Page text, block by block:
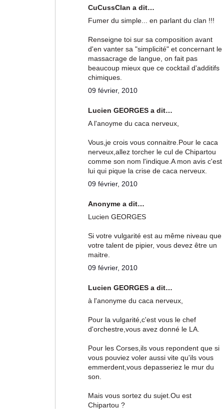
CuCussClan a dit…
Fumer du simple... en parlant du clan !!!
Renseigne toi sur sa composition avant
d'en vanter sa "simplicité" et concernant le
massacrage de langue, on fait pas
beaucoup mieux que ce cocktail d'additifs
chimiques.
09 février, 2010
Lucien GEORGES a dit…
A l'anoyme du caca nerveux,
Vous,je crois vous connaitre.Pour le caca
nerveux,allez torcher le cul de Chipartou
comme son nom l'indique.A mon avis c'est
lui qui pique la crise de caca nerveux.
09 février, 2010
Anonyme a dit…
Lucien GEORGES
Si votre vulgarité est au même niveau que
votre talent de pipier, vous devez être un
maitre.
09 février, 2010
Lucien GEORGES a dit…
à l'anonyme du caca nerveux,
Pour la vulgarité,c'est vous le chef
d'orchestre,vous avez donné le LA.
Pour les Corses,ils vous repondent que si
vous pouviez voler aussi vite qu'ils vous
emmerdent,vous depasseriez le mur du
son.
Mais vous sortez du sujet.Ou est
Chipartou ?